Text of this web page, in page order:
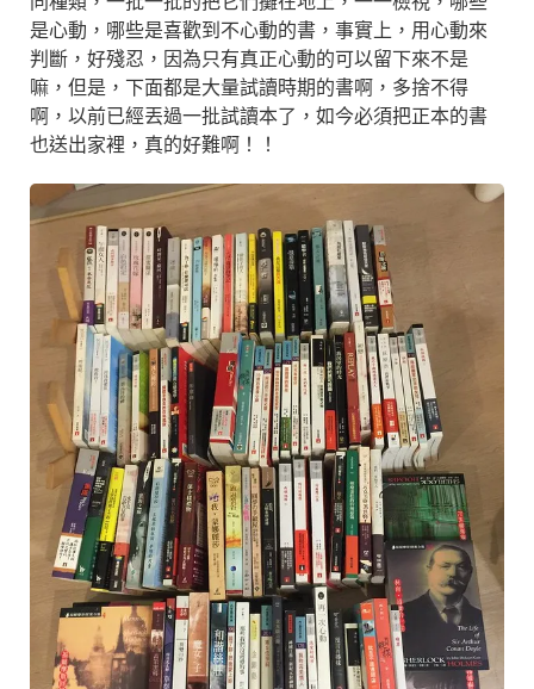
是心動，哪些是喜歡到不心動的書，事實上，用心動來
判斷，好殘忍，因為只有真正心動的可以留下來不是
嘛，但是，下面都是大量試讀時期的書啊，多捨不得
啊，以前已經丟過一批試讀本了，如今必須把正本的書
也送出家裡，真的好難啊！！